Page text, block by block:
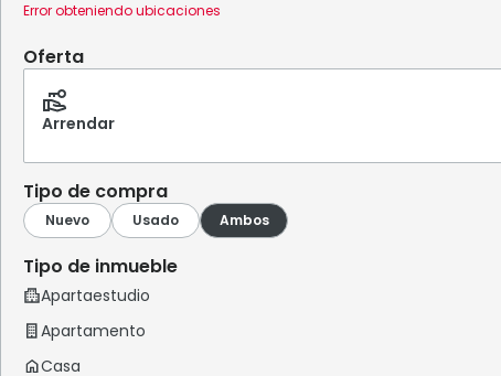
Error obteniendo ubicaciones
Oferta
Arrendar
Tipo de compra
Tipo de inmueble